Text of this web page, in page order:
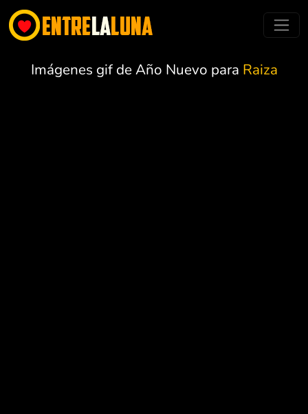
Imágenes gif de Año Nuevo para Raiza